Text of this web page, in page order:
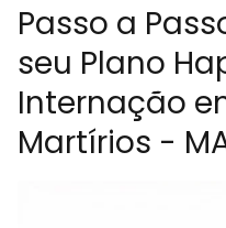
Passo a
seu Plano
Internação
Martírios -